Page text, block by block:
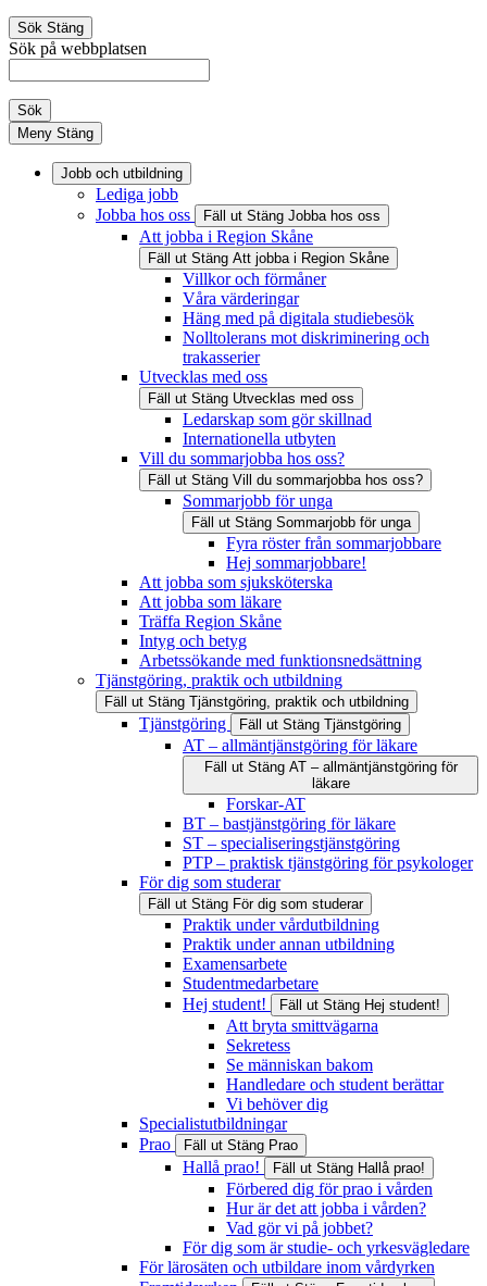
Sök Stäng
Sök på webbplatsen
Sök
Meny Stäng
Jobb och utbildning
Lediga jobb
Jobba hos oss
Fäll ut Stäng Jobba hos oss
Att jobba i Region Skåne
Fäll ut Stäng Att jobba i Region Skåne
Villkor och förmåner
Våra värderingar
Häng med på digitala studiebesök
Nolltolerans mot diskriminering och
trakasserier
Utvecklas med oss
Fäll ut Stäng Utvecklas med oss
Ledarskap som gör skillnad
Internationella utbyten
Vill du sommarjobba hos oss?
Fäll ut Stäng Vill du sommarjobba hos oss?
Sommarjobb för unga
Fäll ut Stäng Sommarjobb för unga
Fyra röster från sommarjobbare
Hej sommarjobbare!
Att jobba som sjuksköterska
Att jobba som läkare
Träffa Region Skåne
Intyg och betyg
Arbetssökande med funktionsnedsättning
Tjänstgöring, praktik och utbildning
Fäll ut Stäng Tjänstgöring, praktik och utbildning
Tjänstgöring Fäll ut Stäng Tjänstgöring
AT – allmäntjänstgöring för läkare
Fäll ut Stäng AT – allmäntjänstgöring för
läkare
Forskar-AT
BT – bastjänstgöring för läkare
ST – specialiseringstjänstgöring
PTP – praktisk tjänstgöring för psykologer
För dig som studerar
Fäll ut Stäng För dig som studerar
Praktik under vårdutbildning
Praktik under annan utbildning
Examensarbete
Studentmedarbetare
Hej student!
Fäll ut Stäng Hej student!
Att bryta smittvägarna
Sekretess
Se människan bakom
Handledare och student berättar
Vi behöver dig
Specialistutbildningar
Prao
Fäll ut Stäng Prao
Hallå prao! Fäll ut Stäng Hallå prao!
Förbered dig för prao i vården
Hur är det att jobba i vården?
Vad gör vi på jobbet?
För dig som är studie- och yrkesvägledare
För lärosäten och utbildare inom vårdyrken